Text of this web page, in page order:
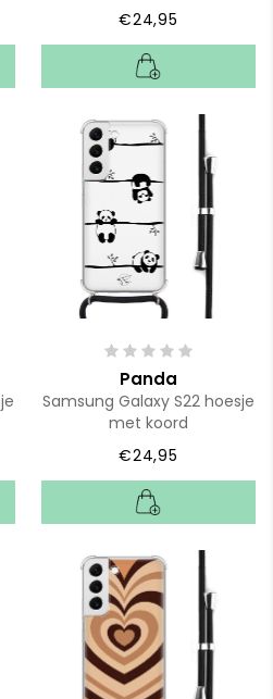
€24,95
Panda
Samsung Galaxy S22 hoesje
met koord
€24,95